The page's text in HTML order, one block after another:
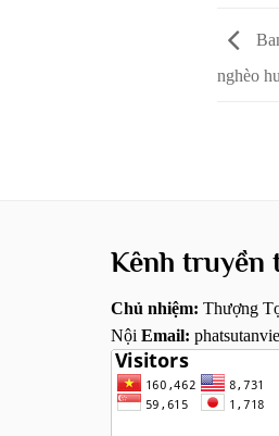
nghèo
Kênh truyền
Chủ nhiệm: Thượng
Nội Email: